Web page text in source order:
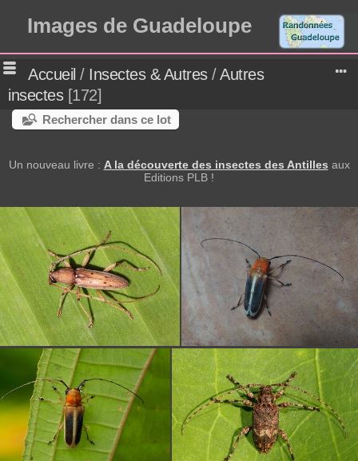
Images de Guadeloupe
Accueil / Insectes & Autres /Autres
insectes 172
Rechercher dans ce lot
Un nouveau livre : A la découverte des insectes des Antilles aux
Editions PLB !